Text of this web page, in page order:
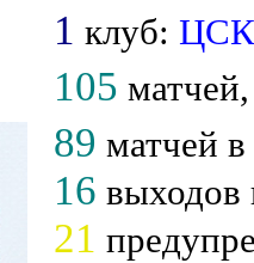
1 клуб:
105
89 матчей
16 выходов
21